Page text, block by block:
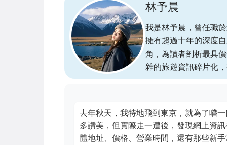
林予晨
我是林予晨，曾任職
擁有超過十年的深度
角，為讀者剖析最具
雜的旅遊資訊碎片化
去年秋天，我特地飛到東京，就為了嚐
多讚美，但實際走一遭後，發現網上資
體地址、價格、營業時間，還有那些新